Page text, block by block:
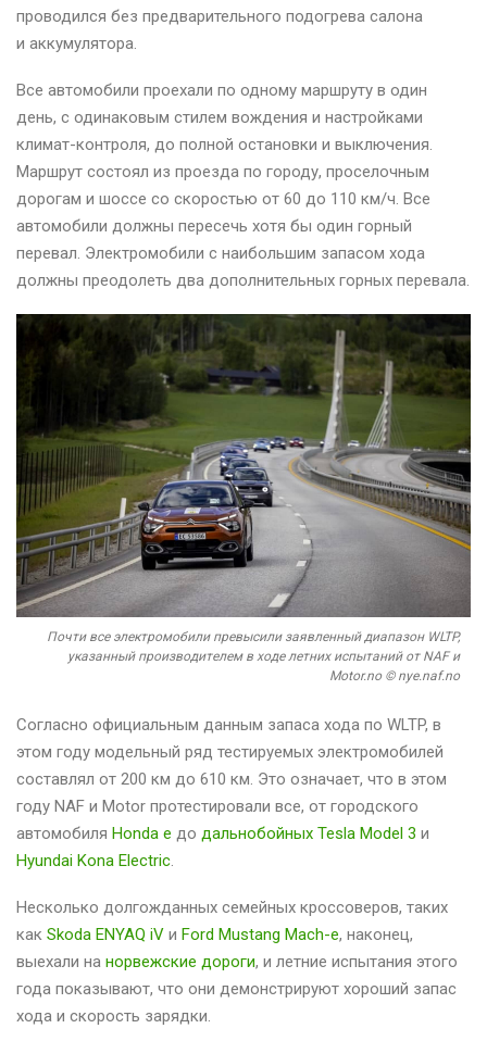
проводился без предварительного подогрева салона
и аккумулятора.
Все автомобили проехали по одному маршруту в один
день, с одинаковым стилем вождения и настройками
климат-контроля, до полной остановки и выключения.
Маршрут состоял из проезда по городу, проселочным
дорогам и шоссе со скоростью от 60 до 110 км/ч. Все
автомобили должны пересечь хотя бы один горный
перевал. Электромобили с наибольшим запасом хода
должны преодолеть два дополнительных горных перевала.
Почти все электромобили превысили заявленный диапазон WLTP,
указанный производителем в ходе летних испытаний от NAF и
Motor.no © nye.naf.no
Согласно официальным данным запаса хода по WLTP, в
этом году модельный ряд тестируемых электромобилей
составлял от 200 км до 610 км. Это означает, что в этом
году NAF и Motor протестировали все, от городского
автомобиля Honda e до дальнобойных Tesla Model 3 и
Hyundai Kona Electric.
Несколько долгожданных семейных кроссоверов, таких
как Skoda ENYAQ iV и Ford Mustang Mach-e, наконец,
выехали на норвежские дороги, и летние испытания этого
года показывают, что они демонстрируют хороший запас
хода и скорость зарядки.